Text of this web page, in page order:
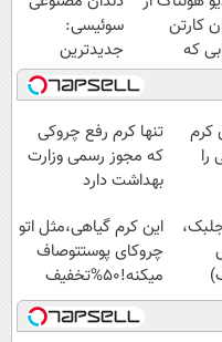
کارتن
که
شد.
رایگان
سوئیسی:
جدیدترین
فناوری اروپا،
سبک و مقاوم |
پرداخت قسطی
کرم
را
تنها کرم رفع چروکی
که مجوز رسمی وزارت
بهداشت دارد
این کرم گیاهی،مثل اتو
چروکای پوستتوصاف
میکنه!50%تخفیف